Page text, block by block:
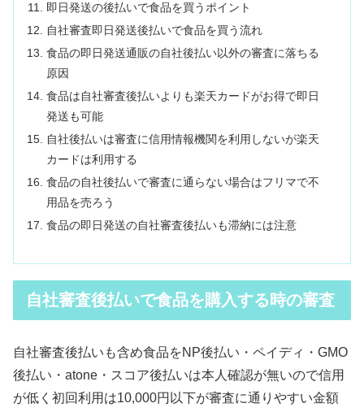
即日発送の後払いで食品を買うポイント
自社審査即日発送後払いで食品を買う流れ
食品の即日発送通販の自社後払い以外の審査に落ちる
原因
食品は自社審査後払いよりも楽天カードがお得で即日
発送も可能
自社後払いは審査に信用情報機関を利用しないが楽天
カードは利用する
食品の自社後払いで審査に通らない場合はフリマで不
用品を売ろう
食品の即日発送の自社審査後払いも滞納には注意
自社審査後払いで食品を購入する時の審査
自社審査後払いも含め食品をNP後払い・ペイディ・GMO
後払い・atone・スコア後払いは本人確認が無いので信用
が低く初回利用は10,000円以下が審査に通りやすい金額